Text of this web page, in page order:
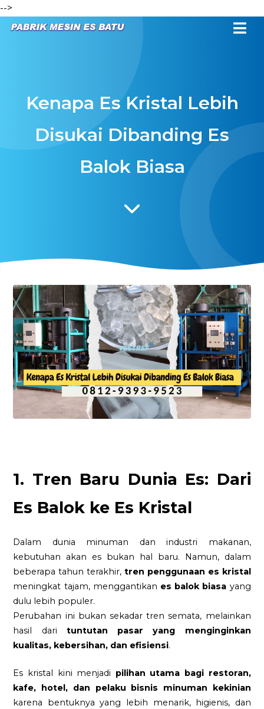
-->
Kenapa Es Kristal Lebih
Disukai Dibanding Es
Balok Biasa
1. Tren Baru Dunia Es: Dari
Es Balok ke Es Kristal
Dalam dunia minuman dan industri makanan,
kebutuhan akan es bukan hal baru. Namun, dalam
beberapa tahun terakhir, tren penggunaan es kristal
meningkat tajam, menggantikan es balok biasa yang
dulu lebih populer.
Perubahan ini bukan sekadar tren semata, melainkan
hasil dari tuntutan pasar yang menginginkan
kualitas, kebersihan, dan efisiensi.
Es kristal kini menjadi pilihan utama bagi restoran,
kafe, hotel, dan pelaku bisnis minuman kekinian
karena bentuknya yang lebih menarik, higienis, dan